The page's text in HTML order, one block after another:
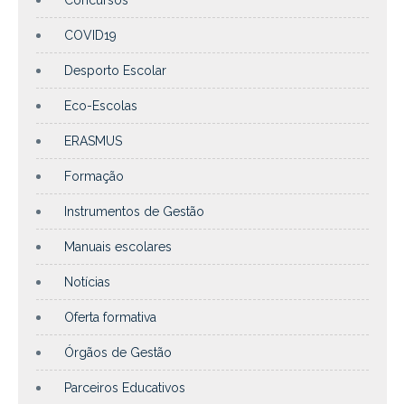
COVID19
Desporto Escolar
Eco-Escolas
ERASMUS
Formação
Instrumentos de Gestão
Manuais escolares
Notícias
Oferta formativa
Órgãos de Gestão
Parceiros Educativos